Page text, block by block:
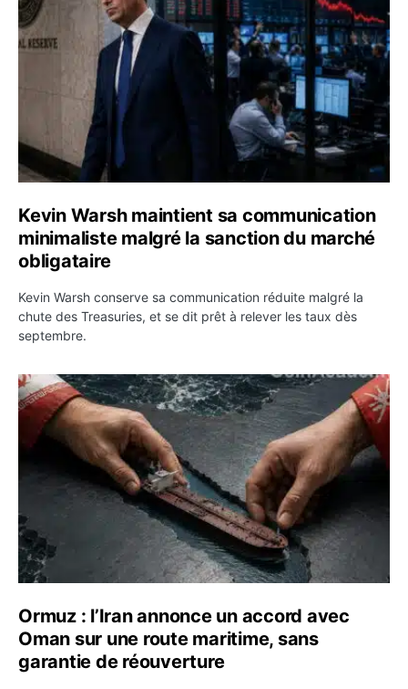
Kevin Warsh maintient sa communication
minimaliste malgré la sanction du marché
obligataire
Kevin Warsh conserve sa communication réduite malgré la
chute des Treasuries, et se dit prêt à relever les taux dès
septembre.
Ormuz : l’Iran annonce un accord avec Oman sur une
Ormuz : l’Iran annonce un accord avec
Oman sur une route maritime, sans
garantie de réouverture